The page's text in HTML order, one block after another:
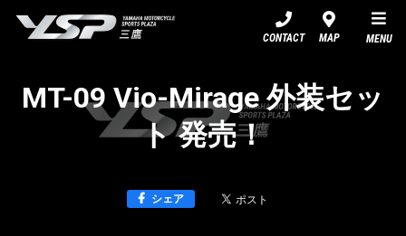
CONTACT MAP MENU
MT-09 Vio-Mirage 外装セッ
ト 発売！
シェア